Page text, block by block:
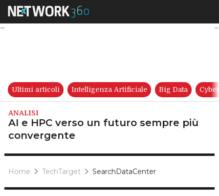
AI e HPC verso un futuro
Ultimi articoli Intelligenza Artificiale Big Data
ANALISI
AI e HPC verso un futuro sempre più
convergente
Home TechTarget SearchDataCenter